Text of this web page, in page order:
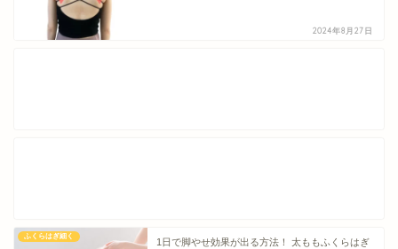
2024年8月27日
ふくらはぎ細く
1日で脚やせ効果が出る方法！ 太ももふくらはぎ